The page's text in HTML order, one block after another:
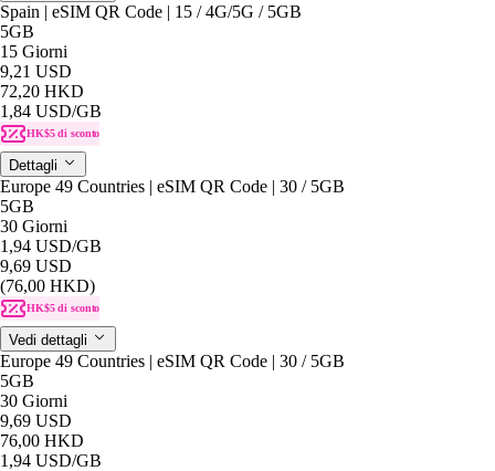
Spain | eSIM QR Code | 15 / 4G/5G / 5GB
5GB
15 Giorni
9,21 USD
72,20 HKD
1,84 USD/GB
HK$5 di sconto
Dettagli
Europe 49 Countries | eSIM QR Code | 30 / 5GB
5GB
30 Giorni
1,94 USD/GB
9,69 USD
(76,00 HKD)
HK$5 di sconto
Vedi dettagli
Europe 49 Countries | eSIM QR Code | 30 / 5GB
5GB
30 Giorni
9,69 USD
76,00 HKD
1,94 USD/GB